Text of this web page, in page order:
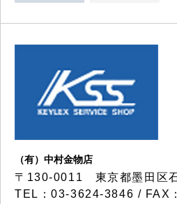
（有）中村金物店
〒130-0011 東京都墨田区
TEL：03-3624-3846 / FAX